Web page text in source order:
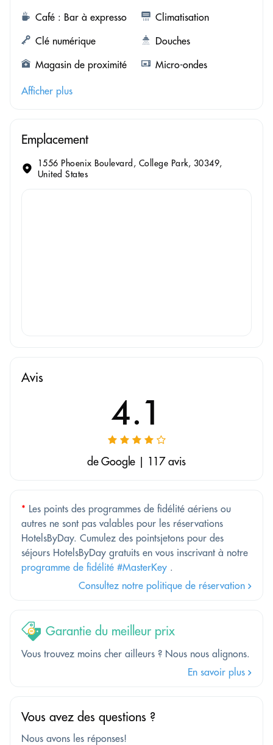
Café : Bar à expresso
Climatisation
Clé numérique
Douches
Magasin de proximité
Micro-ondes
Afficher plus
Emplacement
1556 Phoenix Boulevard, College Park, 30349,
United States
Avis
4.1
de Google | 117 avis
* Les points des programmes de fidélité aériens ou
autres ne sont pas valables pour les réservations
HotelsByDay. Cumulez des pointsjetons pour des
séjours HotelsByDay gratuits en vous inscrivant à notre
programme de fidélité #MasterKey .
Consultez notre politique de réservation
Garantie du meilleur prix
Vous trouvez moins cher ailleurs ? Nous nous alignons.
En savoir plus
Vous avez des questions ?
Nous avons les réponses!